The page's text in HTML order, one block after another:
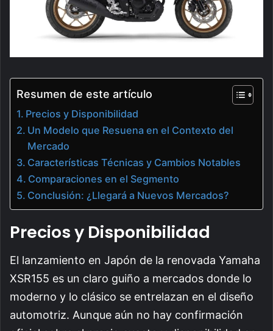
Resumen de este artículo
Precios y Disponibilidad
Un Modelo que Resuena en el Contexto del
Mercado
Características Técnicas y Cambios Notables
Comparaciones en el Segmento
Conclusión: ¿Llegará a Nuevos Mercados?
Precios y Disponibilidad
El lanzamiento en Japón de la renovada Yamaha
XSR155 es un claro guiño a mercados donde lo
moderno y lo clásico se entrelazan en el diseño
automotriz. Aunque aún no hay confirmación